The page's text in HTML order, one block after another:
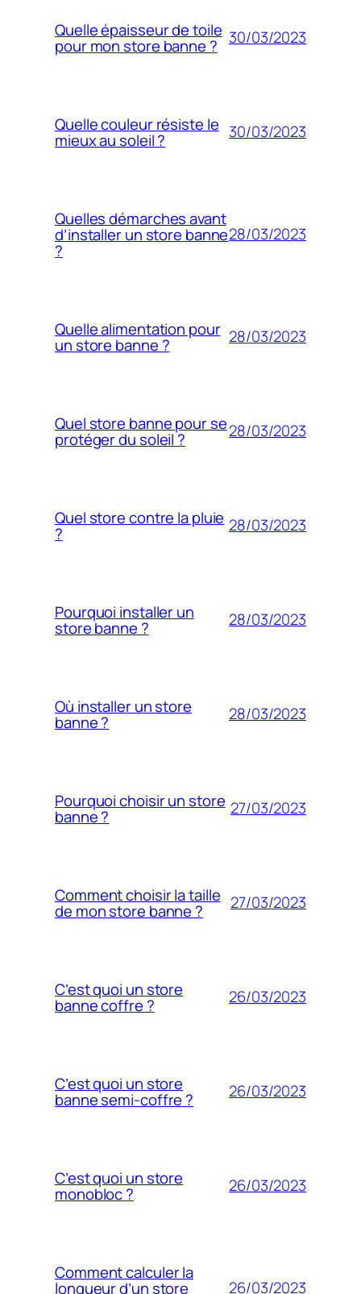
Quelle épaisseur de toile
pour mon store banne ? 30/03/2023
Quelle couleur résiste le
mieux au soleil ? 30/03/2023
Quelles démarches avant
d’installer un store banne
?
28/03/2023
Quelle alimentation pour
un store banne ? 28/03/2023
Quel store banne pour se
protéger du soleil ? 28/03/2023
Quel store contre la pluie
? 28/03/2023
Pourquoi installer un
store banne ? 28/03/2023
Où installer un store
banne ? 28/03/2023
Pourquoi choisir un store
banne ? 27/03/2023
Comment choisir la taille
de mon store banne ? 27/03/2023
C’est quoi un store
banne coffre ? 26/03/2023
C’est quoi un store
banne semi-coffre ? 26/03/2023
C’est quoi un store
monobloc ? 26/03/2023
Comment calculer la
longueur d’un store 26/03/2023